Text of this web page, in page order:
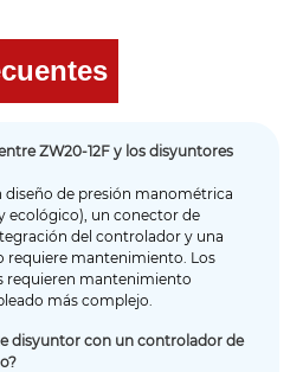
ZW20-12F y los disyuntores
diseño de presión manométrica
ecológico), un conector de
del controlador y una
requiere mantenimiento. Los
requieren mantenimiento
más complejo.
disyuntor con un controlador de